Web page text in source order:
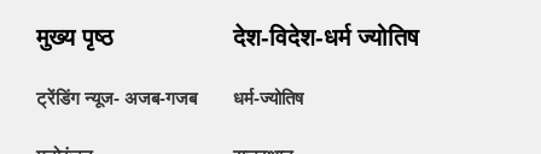
मुख्य पृष्ठ
ट्रेंडिंग न्यूज- अजब-गजब
देश-विदेश-धर्म ज्योतिष
धर्म-ज्योतिष